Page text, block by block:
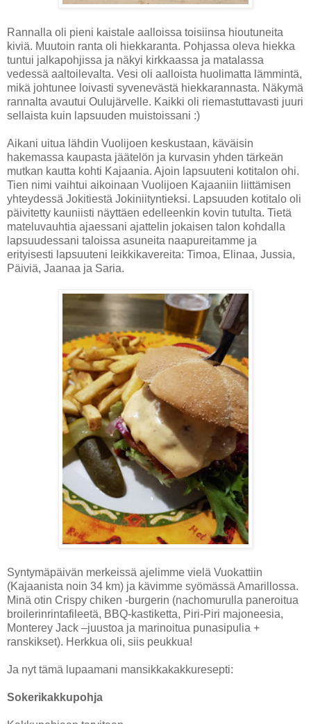
Rannalla oli pieni kaistale aalloissa toisiinsa hioutuneita
kiviä. Muutoin ranta oli hiekkaranta. Pohjassa oleva hiekka
tuntui jalkapohjissa ja näkyi kirkkaassa ja matalassa
vedessä aaltoilevalta. Vesi oli aalloista huolimatta lämmintä,
mikä johtunee loivasti syvenevästä hiekkarannasta. Näkymä
rannalta avautui Oulujärvelle. Kaikki oli riemastuttavasti juuri
sellaista kuin lapsuuden muistoissani :)
Aikani uitua lähdin Vuolijoen keskustaan, käväisin
hakemassa kaupasta jäätelön ja kurvasin yhden tärkeän
mutkan kautta kohti Kajaania. Ajoin lapsuuteni kotitalon ohi.
Tien nimi vaihtui aikoinaan Vuolijoen Kajaaniin liittämisen
yhteydessä Jokitiestä Jokiniityntieksi. Lapsuuden kotitalo oli
päivitetty kauniisti näyttäen edelleenkin kovin tutulta. Tietä
mateluvauhtia ajaessani ajattelin jokaisen talon kohdalla
lapsuudessani taloissa asuneita naapureitamme ja
erityisesti lapsuuteni leikkikavereita: Timoa, Elinaa, Jussia,
Päiviä, Jaanaa ja Saria.
Syntymäpäivän merkeissä ajelimme vielä Vuokattiin
(Kajaanista noin 34 km) ja kävimme syömässä Amarillossa.
Minä otin Crispy chiken -burgerin (nachomurulla paneroitua
broilerinrintafileetä, BBQ-kastiketta, Piri-Piri majoneesia,
Monterey Jack –juustoa ja marinoitua punasipulia +
ranskikset). Herkkua oli, siis peukkua!
Ja nyt tämä lupaamani mansikkakakkuresepti:
Sokerikakkupohja